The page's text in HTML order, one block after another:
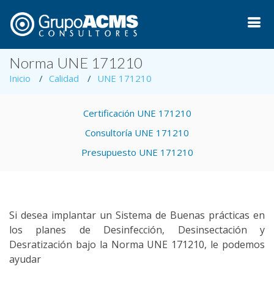
Norma UNE 171210
Inicio Calidad UNE 171210
Certificación UNE 171210
Consultoría UNE 171210
Presupuesto UNE 171210
Si desea implantar un Sistema de Buenas prácticas en
los planes de Desinfección, Desinsectación y
Desratización bajo la Norma UNE 171210, le podemos
ayudar